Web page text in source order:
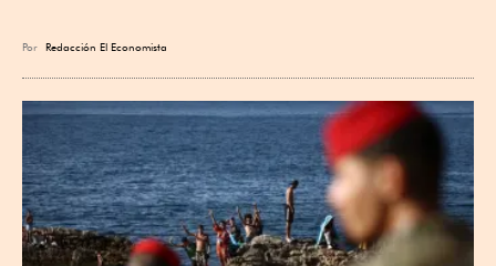
Por Redacción El Economista